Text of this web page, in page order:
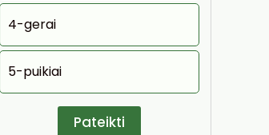
4-gerai
5-puikiai